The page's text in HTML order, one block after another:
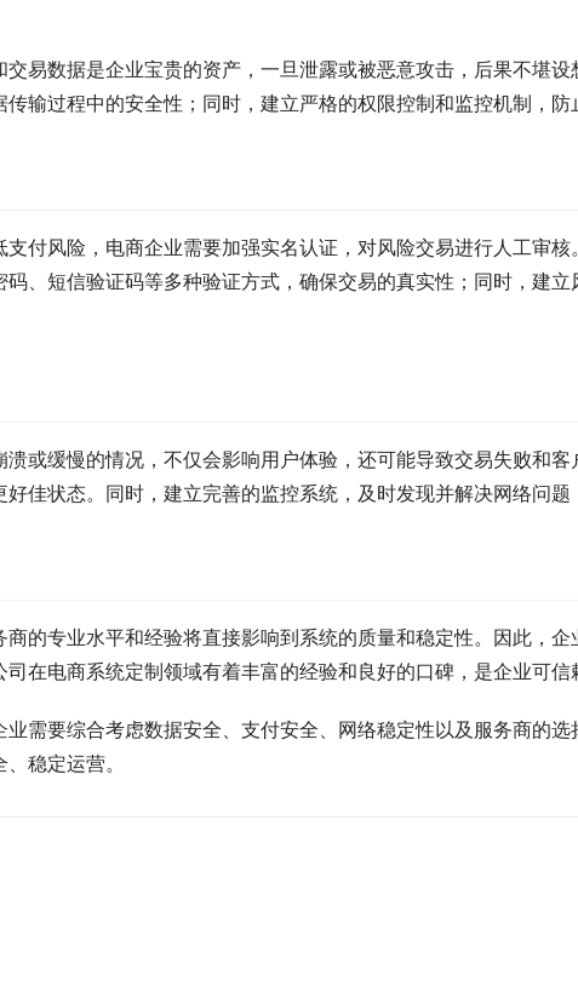
易数据是企业宝贵的资产，一旦泄露或被恶意攻击，后果不堪
输过程中的安全性；同时，建立严格的权限控制和监控机制，防
付风险，电商企业需要加强实名认证，对风险交易进行人工审
、短信验证码等多种验证方式，确保交易的真实性；同时，建
或缓慢的情况，不仅会影响用户体验，还可能导致交易失败和
佳状态。同时，建立完善的监控系统，及时发现并解决网络问题
的专业水平和经验将直接影响到系统的质量和稳定性。因此，
在电商系统定制领域有着丰富的经验和良好的口碑，是企业可信
需要综合考虑数据安全、支付安全、网络稳定性以及服务商的
稳定运营。